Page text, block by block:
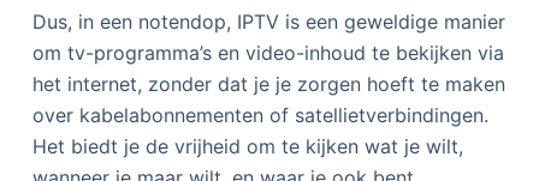
Dus, in een notendop, IPTV is een geweldige manier
om tv-programma’s en video-inhoud te bekijken via
het internet, zonder dat je je zorgen hoeft te maken
over kabelabonnementen of satellietverbindingen.
Het biedt je de vrijheid om te kijken wat je wilt,